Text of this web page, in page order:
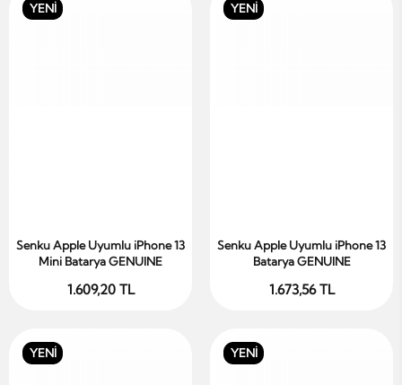
YENİ
Sepete Ekle
Senku Apple Uyumlu iPhone 13
Mini Batarya GENUINE
1.609,20 TL
YENİ
Sepete Ekle
Senku Apple Uyumlu iPhone 13
Batarya GENUINE
1.673,56 TL
YENİ YENİ